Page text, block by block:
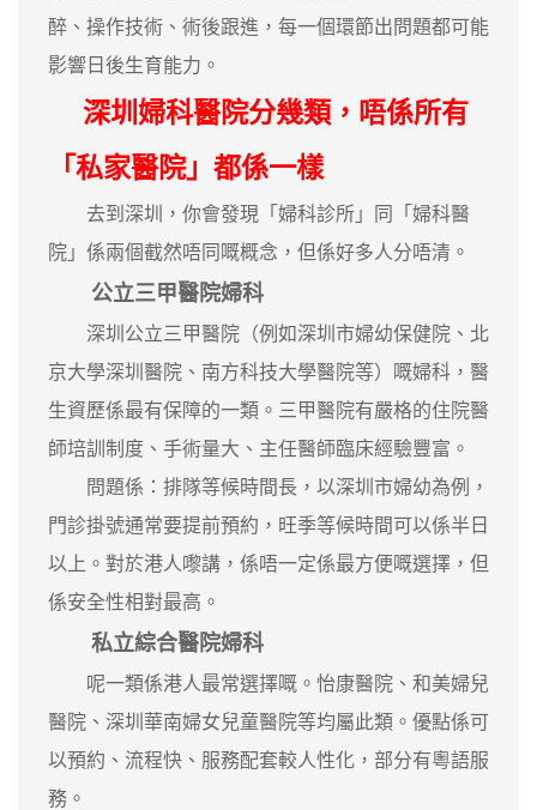
醉、操作技術、術後跟進，每一個環節出問題都可能
影響日後生育能力。
深圳婦科醫院分幾類，唔係所有
「私家醫院」都係一樣
去到深圳，你會發現「婦科診所」同「婦科醫
院」係兩個截然唔同嘅概念，但係好多人分唔清。
公立三甲醫院婦科
深圳公立三甲醫院（例如深圳市婦幼保健院、北
京大學深圳醫院、南方科技大學醫院等）嘅婦科，醫
生資歷係最有保障的一類。三甲醫院有嚴格的住院醫
師培訓制度、手術量大、主任醫師臨床經驗豐富。
問題係：排隊等候時間長，以深圳市婦幼為例，
門診掛號通常要提前預約，旺季等候時間可以係半日
以上。對於港人嚟講，係唔一定係最方便嘅選擇，但
係安全性相對最高。
私立綜合醫院婦科
呢一類係港人最常選擇嘅。怡康醫院、和美婦兒
醫院、深圳華南婦女兒童醫院等均屬此類。優點係可
以預約、流程快、服務配套較人性化，部分有粵語服
務。